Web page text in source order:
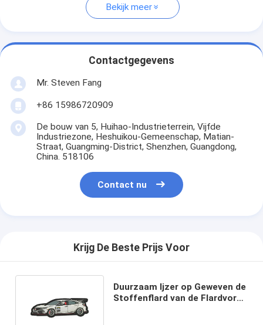
Bekijk meer
Contactgegevens
Mr. Steven Fang
+86 15986720909
De bouw van 5, Huihao-Industrieterrein, Vijfde
Industriezone, Heshuikou-Gemeenschap, Matian-
Straat, Guangming-District, Shenzhen, Guangdong,
China. 518106
Contact nu
Krijg De Beste Prijs Voor
Duurzaam Ijzer op Geweven de
Stoffenflard van de Flardvorm